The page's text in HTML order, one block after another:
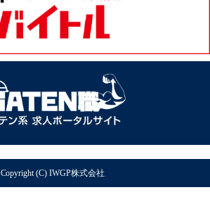
Copyright (C) IWGP株式会社